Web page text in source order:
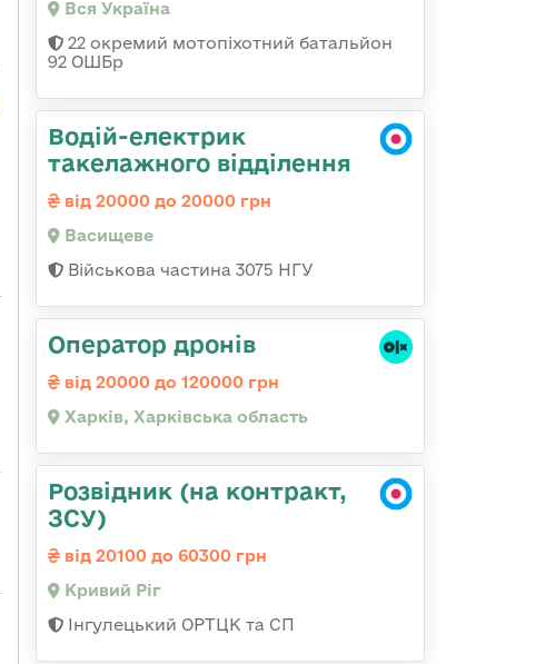
Вся Україна
22 окремий мотопіхотний батальйон
92 ОШБр
Водій-електрик
такелажного відділення
від 20000 до 20000 грн
Васищеве
Військова частина 3075 НГУ
Оператор дронів
від 20000 до 120000 грн
Харків, Харківська область
Розвідник (на контракт,
ЗСУ)
від 20100 до 60300 грн
Кривий Ріг
Інгулецький ОРТЦК та СП